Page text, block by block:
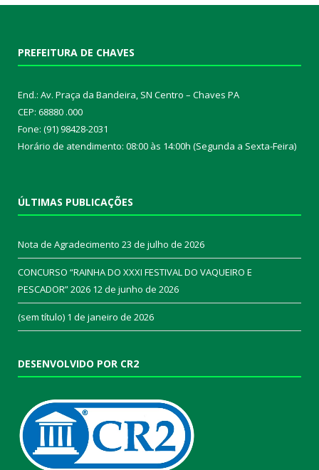
PREFEITURA DE CHAVES
End.: Av. Praça da Bandeira, SN Centro – Chaves PA
CEP: 68880 .000
Fone: (91) 98428-2031
Horário de atendimento: 08:00 às 14:00h (Segunda a Sexta-Feira)
ÚLTIMAS PUBLICAÇÕES
Nota de Agradecimento 23 de julho de 2026
CONCURSO “RAINHA DO XXXI FESTIVAL DO VAQUEIRO E
PESCADOR” 2026 12 de junho de 2026
(sem título) 1 de janeiro de 2026
DESENVOLVIDO POR CR2